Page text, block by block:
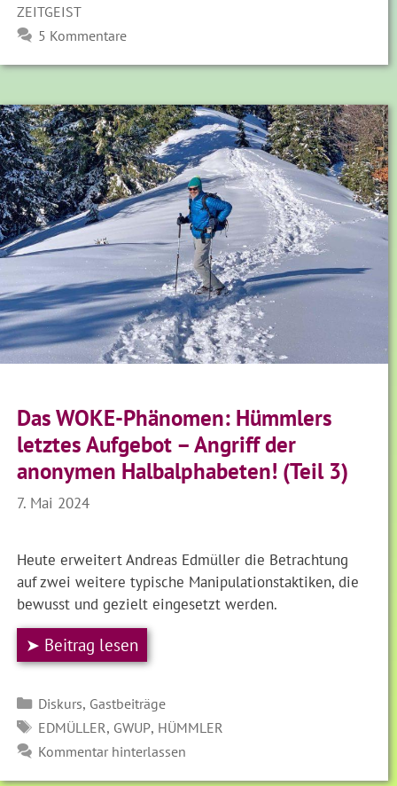
ZEITGEIST
5 Kommentare
Das WOKE-Phänomen: Hümmlers
letztes Aufgebot – Angriff der
anonymen Halbalphabeten! (Teil 3)
7. Mai 2024
Heute erweitert Andreas Edmüller die Betrachtung
auf zwei weitere typische Manipulationstaktiken, die
bewusst und gezielt eingesetzt werden.
➤ Beitrag lesen
Kategorien
Diskurs, Gastbeiträge
SCHLAGWÖRTER
EDMÜLLER, GWUP, HÜMMLER
Kommentar hinterlassen